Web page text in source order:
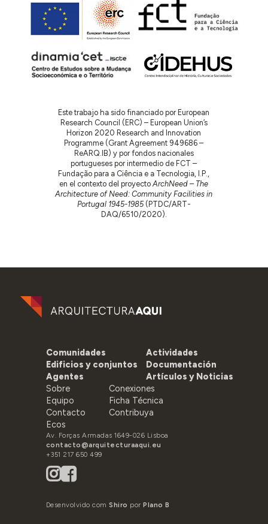
Este trabajo ha sido financiado por European
Research Council (ERC) – European Union’s
Horizon 2020 Research and Innovation
Programme (Grant Agreement 949686 –
ReARQ.IB) y por fondos nacionales
portugueses por intermedio de FCT –
Fundação para a Ciência e a Tecnologia, I.P.,
en el contexto del proyectoArchNeed – The
Architecture of Need: Community Facilities in
Portugal 1945-1985(PTDC/ART-
DAQ/6510/2020).
Comunidades
Edificios y conjuntos
Agentes
Actividades
Documentación
Artículos y Noticias
Sobre
Equipo
Contacto
Ecos
Conexiones
Ficha Técnica
Contribuya
Av. Forças Armadas 1649-026 Lisboa
contacto@arquitecturaaqui.eu
+351 217 650 499
Desenvolvido comShiro porPlano B